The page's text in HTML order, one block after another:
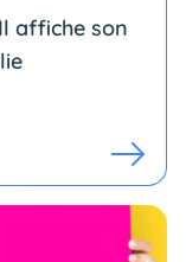
affiche son